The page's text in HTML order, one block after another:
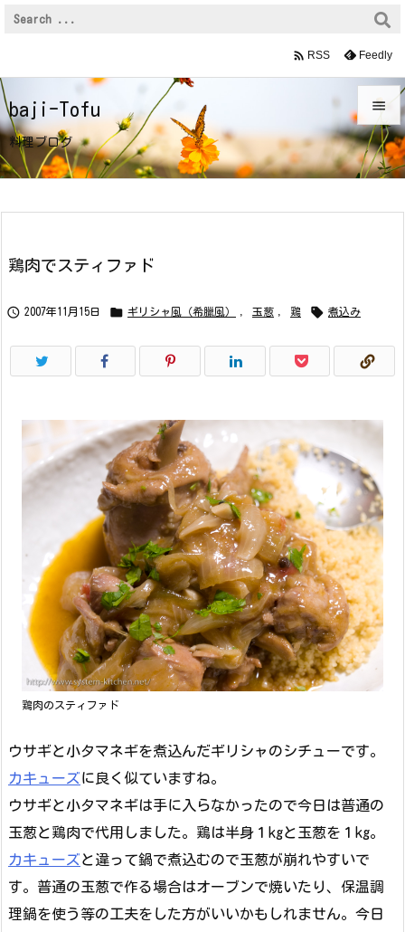
baji-Tofu
料理ブログ


メニュ
 RSS Feedly
鶏肉でスティファド
 2007年11月15日  ギリシャ風（希臘風） 玉葱 鶏  煮込み
鶏肉のスティファド
ウサギと小タマネギを煮込んだギリシャのシチューです。
カキューズに良く似ていますね。
ウサギと小タマネギは手に入らなかったので今日は普通の
玉葱と鶏肉で代用しました。鶏は半身１kgと玉葱を１kg。
カキューズと違って鍋で煮込むので玉葱が崩れやすいで
す。普通の玉葱で作る場合はオーブンで焼いたり、保温調
理鍋を使う等の工夫をした方がいいかもしれません。今日